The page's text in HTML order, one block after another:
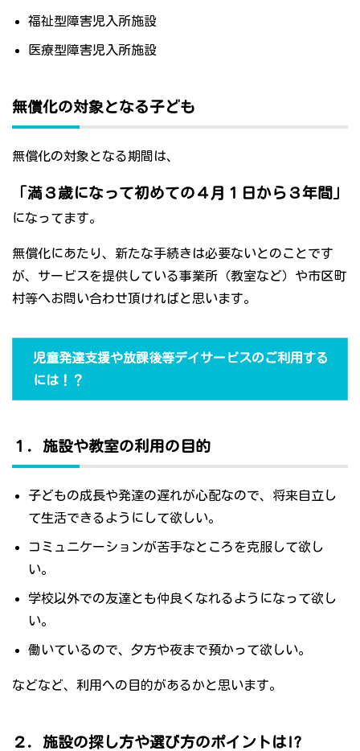
福祉型障害児入所施設
医療型障害児入所施設
無償化の対象となる子ども
無償化の対象となる期間は、
「満３歳になって初めての４月１日から３年間」
になってます。
無償化にあたり、新たな手続きは必要ないとのことです
が、サービスを提供している事業所（教室など）や市区町
村等へお問い合わせ頂ければと思います。
児童発達支援や放課後等デイサービスのご利用する
には！？
１．施設や教室の利用の目的
子どもの成長や発達の遅れが心配なので、将来自立し
て生活できるようにして欲しい。
コミュニケーションが苦手なところを克服して欲し
い。
学校以外での友達とも仲良くなれるようになって欲し
い。
働いているので、夕方や夜まで預かって欲しい。
などなど、利用への目的があるかと思います。
２．施設の探し方や選び方のポイントは!?